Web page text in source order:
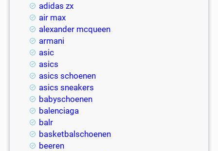
adidas zx
air max
alexander mcqueen
armani
asic
asics
asics schoenen
asics sneakers
babyschoenen
balenciaga
balr
basketbalschoenen
beeren